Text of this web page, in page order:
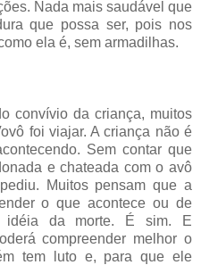
Nada mais saudável que
que possa ser, pois nos
ela é, sem armadilhas.
convívio da criança, muitos
foi viajar. A criança não é
Sem contar que
e chateada com o avô
Muitos pensam que a
o que acontece ou de
idéia da morte. É sim. E
compreender melhor o
tem luto e, para que ele